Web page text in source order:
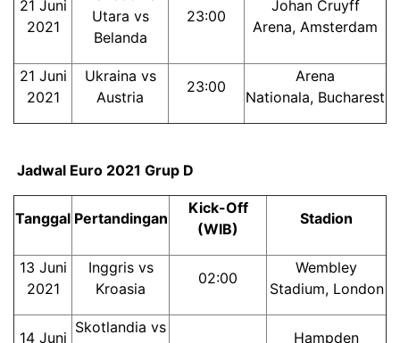
21 Juni
2021
Utara vs
Belanda
23:00
Johan Cruyff
Arena, Amsterdam
21 Juni
2021
Ukraina vs
Austria
23:00
Arena
Nationala, Bucharest
Jadwal Euro 2021 Grup D
Tanggal Pertandingan
Kick-Off
(WIB)
Stadion
13 Juni
2021
Inggris vs
Kroasia
02:00
Wembley
Stadium, London
14 Juni
Skotlandia vs
Hampden